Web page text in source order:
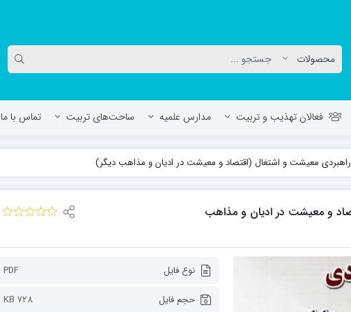
فعالان تهذیب و تربیت مدارس علمیه
علمیه جعفریه
مدرسه علمیه المهدی (عج)/ آران و بیدگل
حوزه علمیه سفیران هدایت رهنان
ساحت‌های تربیت تماس با ما
معیشت و اشتغال (اقتصاد و معیشت در ادیان و مذاهب دیگر)
و معیشت در ادیان و مذاهب
نوع فایل
PDF
حجم فایل
KB 728